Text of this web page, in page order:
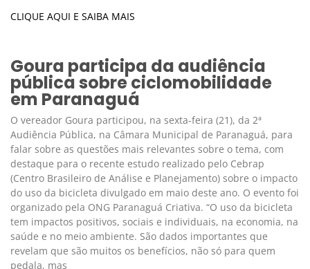
CLIQUE AQUI E SAIBA MAIS
Goura participa da audiência
pública sobre ciclomobilidade
em Paranaguá
O vereador Goura participou, na sexta-feira (21), da 2ª
Audiência Pública, na Câmara Municipal de Paranaguá, para
falar sobre as questões mais relevantes sobre o tema, com
destaque para o recente estudo realizado pelo Cebrap
(Centro Brasileiro de Análise e Planejamento) sobre o impacto
do uso da bicicleta divulgado em maio deste ano. O evento foi
organizado pela ONG Paranaguá Criativa. “O uso da bicicleta
tem impactos positivos, sociais e individuais, na economia, na
saúde e no meio ambiente. São dados importantes que
revelam que são muitos os benefícios, não só para quem
pedala, mas